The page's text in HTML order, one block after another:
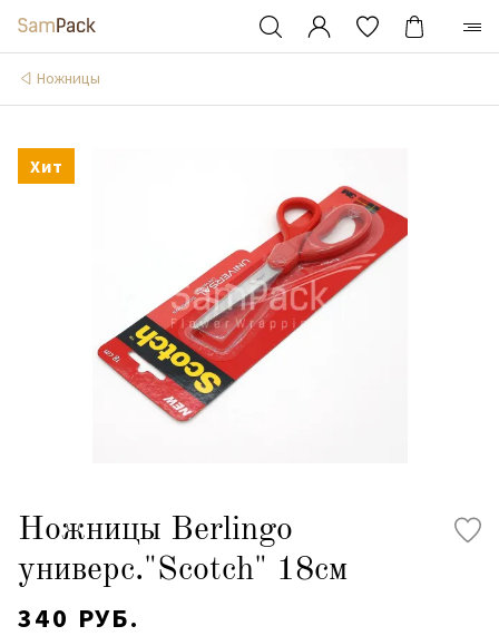
Ножницы
Хит
Ножницы Berlingo
универс."Scotch" 18см
340 РУБ.